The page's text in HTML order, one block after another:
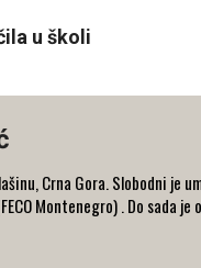
u školi
Crna Gora. Slobodni
Montenegro) . Do sada